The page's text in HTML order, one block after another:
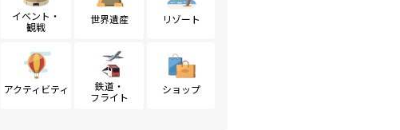
イベント・
観戦
世界遺産 リゾート
アクティビティ
鉄道・
フライト
ショップ